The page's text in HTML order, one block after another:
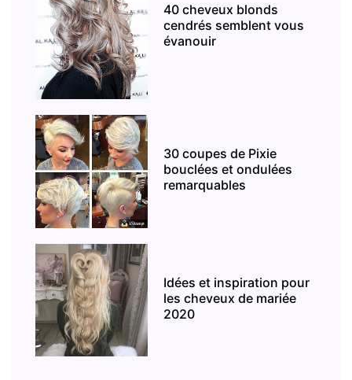
40 cheveux blonds
cendrés semblent vous
évanouir
30 coupes de Pixie
bouclées et ondulées
remarquables
Idées et inspiration pour
les cheveux de mariée
2020